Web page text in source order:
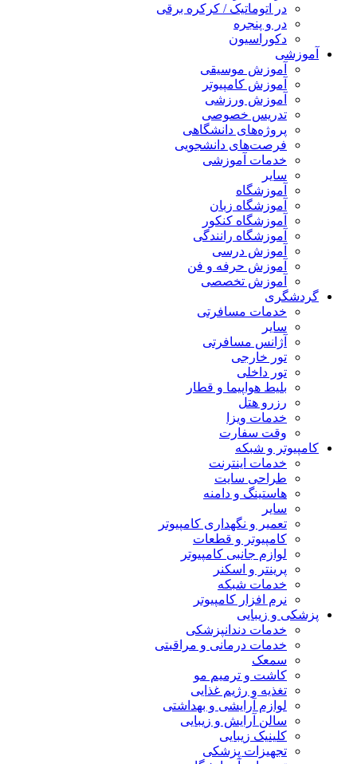
در اتوماتیک / کرکره برقی
در و پنجره
دکوراسیون
آموزشی
آموزش موسیقی
آموزش کامپیوتر
آموزش ورزشی
تدریس خصوصی
پروژه‌های دانشگاهی
فرصت‌های دانشجویی
خدمات آموزشی
سایر
آموزشگاه
آموزشگاه زبان
آموزشگاه کنکور
آموزشگاه رانندگی
آموزش درسی
آموزش حرفه و فن
آموزش تخصصی
گردشگری
خدمات مسافرتی
سایر
آژانس مسافرتی
تور خارجی
تور داخلی
بلیط هواپیما و قطار
رزرو هتل
خدمات ویزا
وقت سفارت
کامپیوتر و شبکه
خدمات اینترنت
طراحی سایت
هاستینگ و دامنه
سایر
تعمیر و نگهداری کامپیوتر
کامپیوتر و قطعات
لوازم جانبی کامپیوتر
پرینتر و اسکنر
خدمات شبکه
نرم افزار کامپیوتر
پزشکی و زیبایی
خدمات دندانپزشکی
خدمات درمانی و مراقبتی
سمعک
کاشت و ترمیم مو
تغذیه و رژیم غذایی
لوازم آرایشی و بهداشتی
سالن آرایش و زیبایی
کلینیک زیبایی
تجهیزات پزشکی